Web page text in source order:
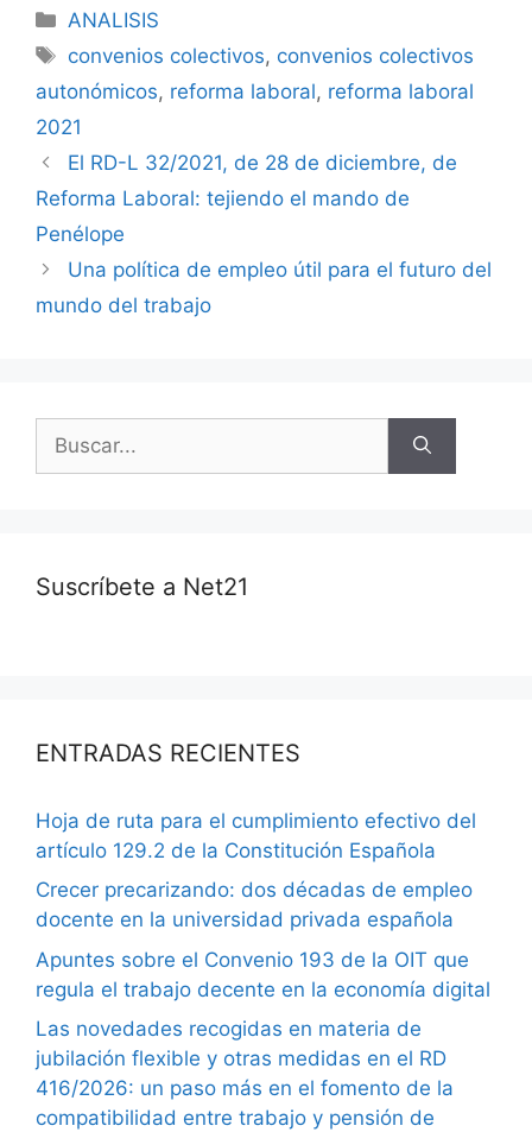
ANALISIS
convenios colectivos, convenios colectivos
autonómicos, reforma laboral, reforma laboral
2021
El RD-L 32/2021, de 28 de diciembre, de
Reforma Laboral: tejiendo el mando de
Penélope
Una política de empleo útil para el futuro del
mundo del trabajo
Suscríbete a Net21
ENTRADAS RECIENTES
Hoja de ruta para el cumplimiento efectivo del
artículo 129.2 de la Constitución Española
Crecer precarizando: dos décadas de empleo
docente en la universidad privada española
Apuntes sobre el Convenio 193 de la OIT que
regula el trabajo decente en la economía digital
Las novedades recogidas en materia de
jubilación flexible y otras medidas en el RD
416/2026: un paso más en el fomento de la
compatibilidad entre trabajo y pensión de